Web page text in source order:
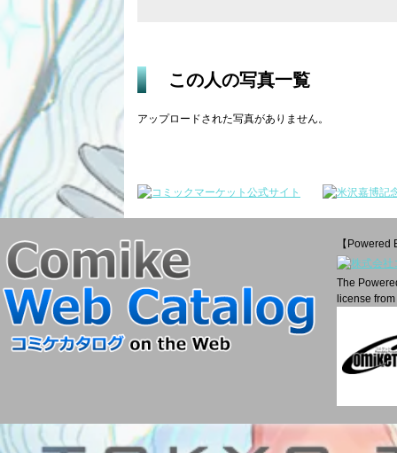
この人の写真一覧
アップロードされた写真がありません。
【Powered
The
license